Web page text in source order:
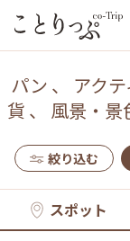
パン 、 アク
貨 、 風景・景
絞り込む
スポット